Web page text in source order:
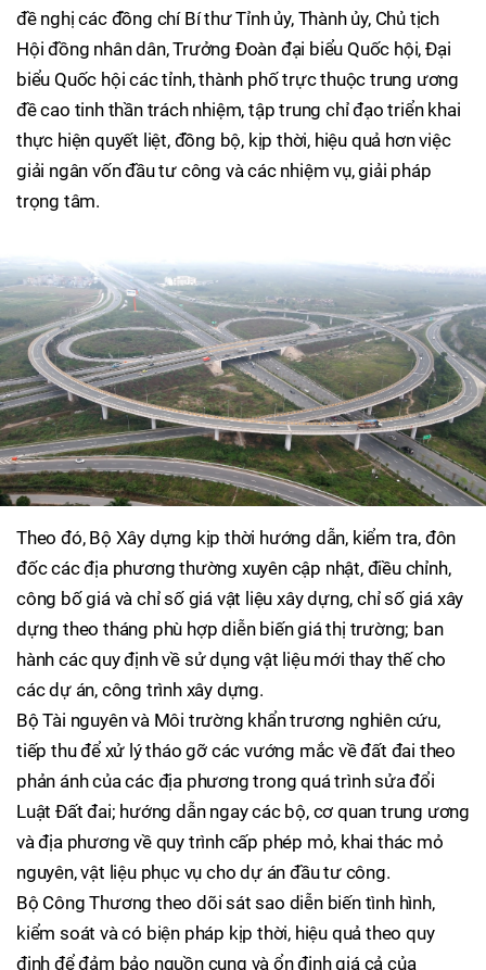
đề nghị các đồng chí Bí thư Tỉnh ủy, Thành ủy, Chủ tịch
Hội đồng nhân dân, Trưởng Đoàn đại biểu Quốc hội, Đại
biểu Quốc hội các tỉnh, thành phố trực thuộc trung ương
đề cao tinh thần trách nhiệm, tập trung chỉ đạo triển khai
thực hiện quyết liệt, đồng bộ, kịp thời, hiệu quả hơn việc
giải ngân vốn đầu tư công và các nhiệm vụ, giải pháp
trọng tâm.
Theo đó, Bộ Xây dựng kịp thời hướng dẫn, kiểm tra, đôn
đốc các địa phương thường xuyên cập nhật, điều chỉnh,
công bố giá và chỉ số giá vật liệu xây dựng, chỉ số giá xây
dựng theo tháng phù hợp diễn biến giá thị trường; ban
hành các quy định về sử dụng vật liệu mới thay thế cho
các dự án, công trình xây dựng.
Bộ Tài nguyên và Môi trường khẩn trương nghiên cứu,
tiếp thu để xử lý tháo gỡ các vướng mắc về đất đai theo
phản ánh của các địa phương trong quá trình sửa đổi
Luật Đất đai; hướng dẫn ngay các bộ, cơ quan trung ương
và địa phương về quy trình cấp phép mỏ, khai thác mỏ
nguyên, vật liệu phục vụ cho dự án đầu tư công.
Bộ Công Thương theo dõi sát sao diễn biến tình hình,
kiểm soát và có biện pháp kịp thời, hiệu quả theo quy
định để đảm bảo nguồn cung và ổn định giá cả của